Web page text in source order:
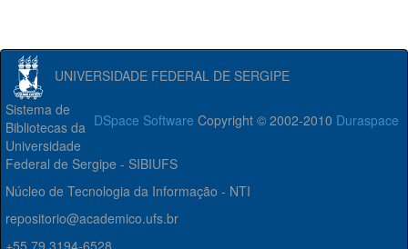
UNIVERSIDADE FEDERAL DE SERGIPE
DSpace Software Copyright © 2002-2010 Duraspace
Sistema de
Bibliotecas da
Universidade
Federal de Sergipe - SIBIUFS
Núcleo de Tecnologia da Informação - NTI
repositorio@academico.ufs.br
+55 79 3194-6528